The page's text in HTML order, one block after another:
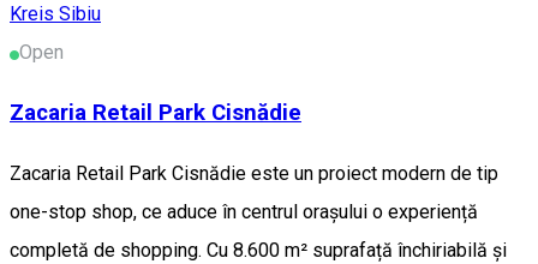
Kreis Sibiu
Open
Zacaria Retail Park Cisnădie
Zacaria Retail Park Cisnădie este un proiect modern de tip
one-stop shop, ce aduce în centrul orașului o experiență
completă de shopping. Cu 8.600 m² suprafață închiriabilă și